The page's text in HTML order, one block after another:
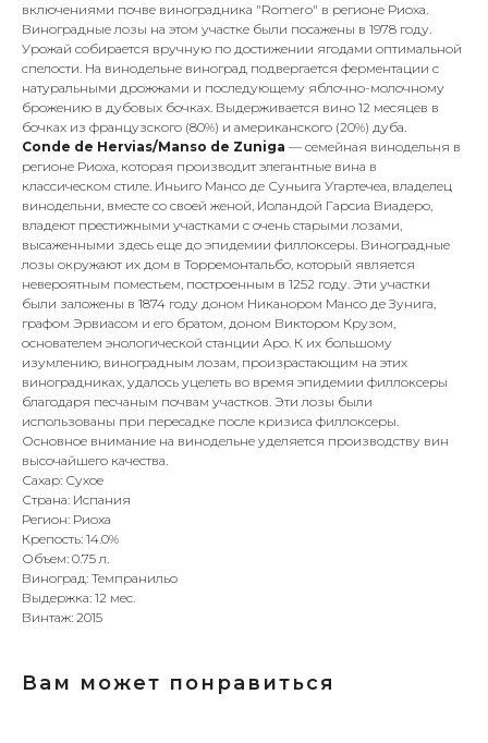
включениями почве виноградника "Romero" в регионе Риоха.
Виноградные лозы на этом участке были посажены в 1978 году.
Урожай собирается вручную по достижении ягодами оптимальной
спелости. На винодельне виноград подвергается ферментации с
натуральными дрожжами и последующему яблочно-молочному
брожению в дубовых бочках. Выдерживается вино 12 месяцев в
бочках из французского (80%) и американского (20%) дуба.
Conde de Hervias/Manso de Zuniga — семейная винодельня в
регионе Риоха, которая производит элегантные вина в
классическом стиле. Иньиго Мансо де Суньига Угартечеа, владелец
винодельни, вместе со своей женой, Иоландой Гарсиа Виадеро,
владеют престижными участками с очень старыми лозами,
высаженными здесь еще до эпидемии филлоксеры. Виноградные
лозы окружают их дом в Торремонтальбо, который является
невероятным поместьем, построенным в 1252 году. Эти участки
были заложены в 1874 году доном Никанором Мансо де Зунига,
графом Эрвиасом и его братом, доном Виктором Крузом,
основателем энологической станции Аро. К их большому
изумлению, виноградным лозам, произрастающим на этих
виноградниках, удалось уцелеть во время эпидемии филлоксеры
благодаря песчаным почвам участков. Эти лозы были
использованы при пересадке после кризиса филлоксеры.
Основное внимание на винодельне уделяется производству вин
высочайшего качества.
Сахар: Сухое
Страна: Испания
Регион: Риоха
Крепость: 14.0%
Объем: 0.75 л.
Виноград: Темпранильо
Выдержка: 12 мес.
Винтаж: 2015
Вам может понравиться